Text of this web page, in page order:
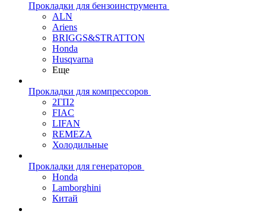
Прокладки для бензоинструмента
ALN
Ariens
BRIGGS&STRATTON
Honda
Husqvarna
Еще
Прокладки для компрессоров
2ГП2
FIAC
LIFAN
REMEZA
Холодильные
Прокладки для генераторов
Honda
Lamborghini
Китай